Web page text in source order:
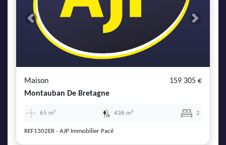
Previous Next
Maison
159 305 €
Montauban De Bretagne
65 m² 436 m² 2
REF1302ER - AJP Immobilier Pacé